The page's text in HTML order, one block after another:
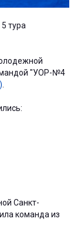
тура
"УОР-№4
.
Санкт-
команда из